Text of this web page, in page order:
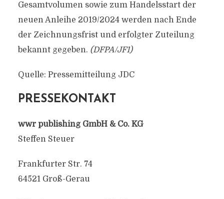
Gesamtvolumen sowie zum Handelsstart der
neuen Anleihe 2019/2024 werden nach Ende
der Zeichnungsfrist und erfolgter Zuteilung
bekannt gegeben. (DFPA/JF1)
Quelle: Pressemitteilung JDC
PRESSEKONTAKT
wwr publishing GmbH & Co. KG
Steffen Steuer
Frankfurter Str. 74
64521 Groß-Gerau